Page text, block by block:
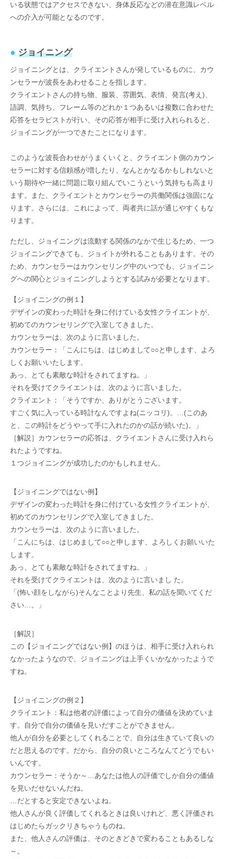
いる状態ではアクセスできない、身体反応などの潜在意識レベル
への介入が可能となるのです。
● ジョイニング
ジョイニングとは、クライエントさんが発しているものに、カウ
ンセラーが波長をあわせることを指します。
クライエントさんの持ち物、服装、雰囲気、表情、発言(考え)、
語調、気持ち、フレーム等のどれか１つあるいは複数に合わせた
応答をセラピストが行い、その応答が相手に受け入れられると、
ジョイニングが一つできたことになります。
このような波長合わせがうまくいくと、クライエント側のカウン
セラーに対する信頼感が増したり、なんとかなるかもしれないと
いう期待や一緒に問題に取り組んでいこうという気持ちも高まり
ます。また、クライエントとカウンセラーの共働関係は強固にな
ります。さらには、これによって、両者共に話が通じやすくもな
ります。
ただし、ジョイニングは流動する関係のなかで生じるため、一つ
ジョイニングできても、ジョイトが外れることもあります。その
ため、カウンセラーはカウンセリング中のいつでも、ジョイニン
グへの関心とジョイニングしようとする試みが必要となります。
【ジョイニングの例１】
デザインの変わった時計を身に付けている女性クライエントが、
初めてのカウンセリングで入室してきました。
カウンセラーは、次のように言いました。
カウンセラー：「こんにちは、はじめまして○○と申します、よろ
しくお願いいたします。
あっ、とても素敵な時計をされてますね。」
それを受けてクライエントは、次のように言いました。
クライエント：「そうですか、ありがとうございます。
すごく気に入っている時計なんですよね(ニッコリ)。…(このあ
と、この時計をどうやって手に入れたのかの話が続いた)。」
［解説］カウンセラーの応答は、クライエントさんに受け入れら
れたようですね。
１つジョイニングが成功したのかもしれません。
【ジョイニングではない例】
デザインの変わった時計を身に付けている女性クライエントが、
初めてのカウンセリングで入室してきました。
カウンセラーは、次のように言いました。
「こんにちは、はじめまして○○と申します、よろしくお願いいた
します。
あっ、とても素敵な時計をされてますね。」
それを受けてクライエントは、次のように言いまし た。
「(怖い顔をしながら)そんなことより先生、私の話を聞いてくだ
さい…。」
［解説］
この【ジョイニングではない例】のほうは、相手に受け入れられ
なかったようなので、ジョイニングは上手くいかなかったようで
すね。
【ジョイニングの例２】
クライエント：私は他者の評価によって自分の価値を決めていま
す。自分で自分の価値を見いだすことができません。
他人が自分を必要としてくれることで、自分は生きていて良いの
だと思えるのです。だから、自分の良いところなんてどうでもい
いんです。
カウンセラー：そうか～…あなたは他人の評価でしか自分の価値
を見いだせないんだね。
…だとすると安定できないよね。
他人さんが良く評価してくれるときは良いけれど、悪く評価され
はじめたらガックリきちゃうものね。
また、他人さんの評価は、そのときどきで変わることもあるしな
～。